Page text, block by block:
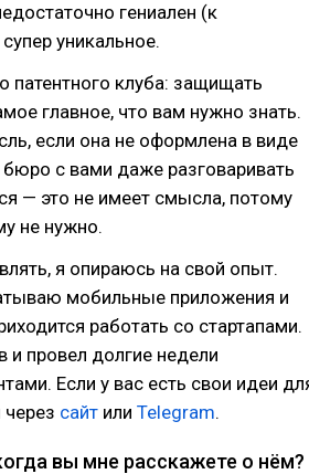
гениален (к
уникальное.
патентного клуба: защищать
главное, что вам нужно знать.
если она не оформлена в виде
с вами даже разговаривать
— это не имеет смысла, потому
не нужно.
я опираюсь на свой опыт.
мобильные приложения и
работать со стартапами.
и провел долгие недели
Если у вас есть свои идеи
сайт или Telegram.
вы мне расскажете о нём?